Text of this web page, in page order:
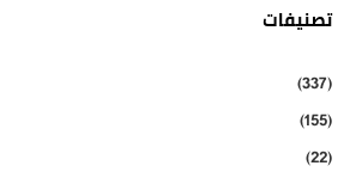
تصنيفات
(337)
(155)
(22)